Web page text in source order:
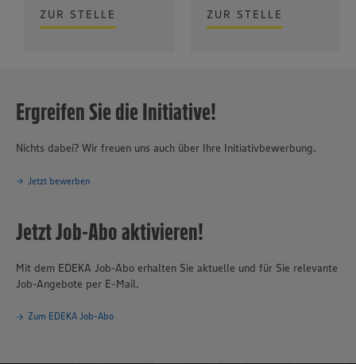
ZUR STELLE ZUR STELLE
Ergreifen Sie die Initiative!
Nichts dabei? Wir freuen uns auch über Ihre Initiativbewerbung.
Jetzt bewerben
Jetzt Job-Abo aktivieren!
Mit dem EDEKA Job-Abo erhalten Sie aktuelle und für Sie relevante
Job-Angebote per E-Mail.
Zum EDEKA Job-Abo